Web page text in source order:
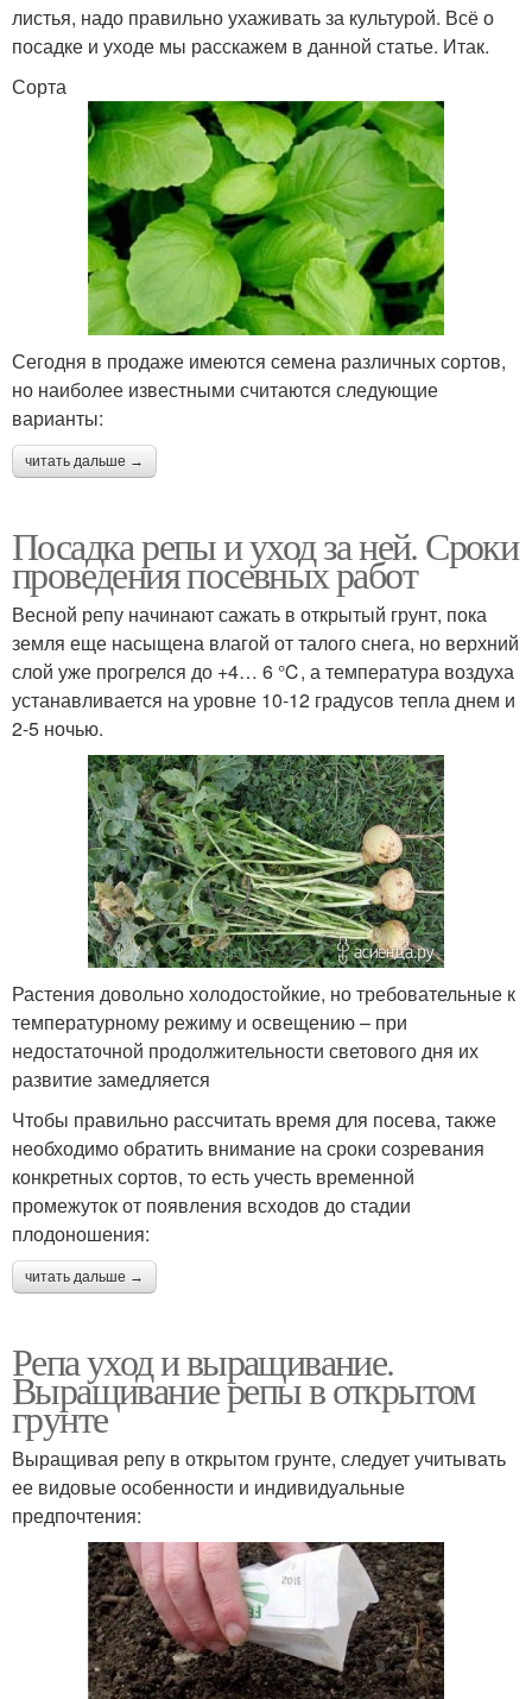
листья, надо правильно ухаживать за культурой. Всё о
посадке и уходе мы расскажем в данной статье. Итак.
Сорта
Сегодня в продаже имеются семена различных сортов,
но наиболее известными считаются следующие
варианты:
читать дальше →
Посадка репы и уход за ней. Сроки
проведения посевных работ
Весной репу начинают сажать в открытый грунт, пока
земля еще насыщена влагой от талого снега, но верхний
слой уже прогрелся до +4… 6 ℃, а температура воздуха
устанавливается на уровне 10-12 градусов тепла днем и
2-5 ночью.
Растения довольно холодостойкие, но требовательные к
температурному режиму и освещению – при
недостаточной продолжительности светового дня их
развитие замедляется
Чтобы правильно рассчитать время для посева, также
необходимо обратить внимание на сроки созревания
конкретных сортов, то есть учесть временной
промежуток от появления всходов до стадии
плодоношения:
читать дальше →
Репа уход и выращивание.
Выращивание репы в открытом
грунте
Выращивая репу в открытом грунте, следует учитывать
ее видовые особенности и индивидуальные
предпочтения: